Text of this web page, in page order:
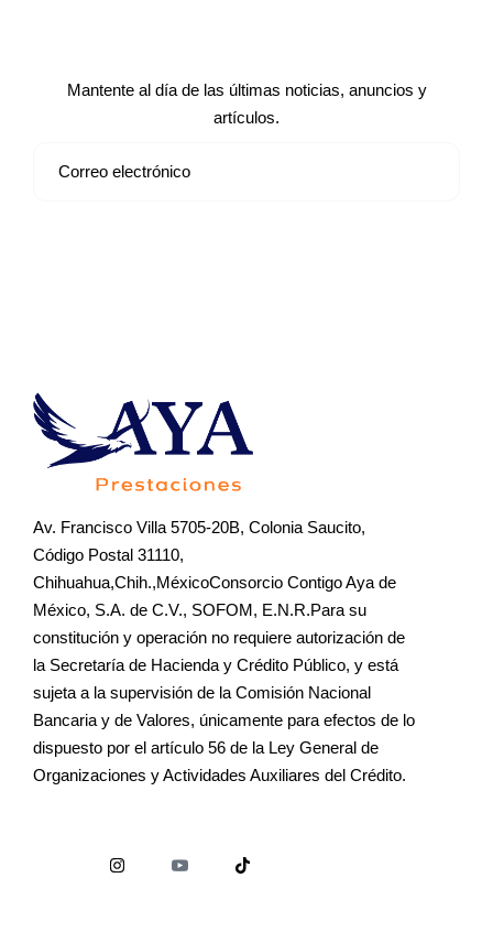
Mantente al día de las últimas noticias, anuncios y
artículos.
Av. Francisco Villa 5705-20B, Colonia Saucito,
Código Postal 31110,
Chihuahua,Chih.,MéxicoConsorcio Contigo Aya de
México, S.A. de C.V., SOFOM, E.N.R.Para su
constitución y operación no requiere autorización de
la Secretaría de Hacienda y Crédito Público, y está
sujeta a la supervisión de la Comisión Nacional
Bancaria y de Valores, únicamente para efectos de lo
dispuesto por el artículo 56 de la Ley General de
Organizaciones y Actividades Auxiliares del Crédito.